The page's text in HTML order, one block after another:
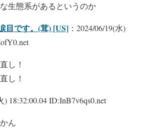
生態系があるというのか
目です。(茸) [US] ：2024/06/19(水)
し！
し！
) 18:32:00.04 ID:InB7v6qs0.net
ん